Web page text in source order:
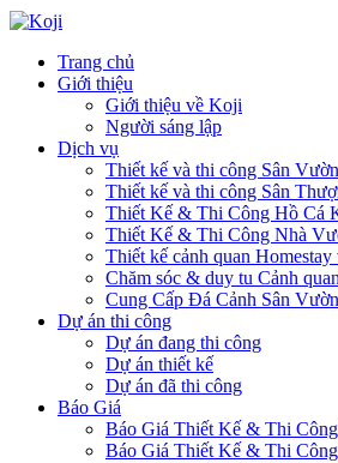
Trang chủ
Giới thiệu
Giới thiệu về Koji
Người sáng lập
Dịch vụ
Thiết kế và thi công Sân Vườn
Thiết kế và thi công Sân
Thiết Kế & Thi Công Hồ Cá
Thiết Kế & Thi Công Nhà
Thiết kế cảnh quan Homestay
Chăm sóc & duy tu Cảnh quan
Cung Cấp Đá Cảnh Sân Vườn
Dự án thi công
Dự án đang thi công
Dự án thiết kế
Dự án đã thi công
Báo Giá
Báo Giá Thiết Kế & Thi
Báo Giá Thiết Kế & Thi